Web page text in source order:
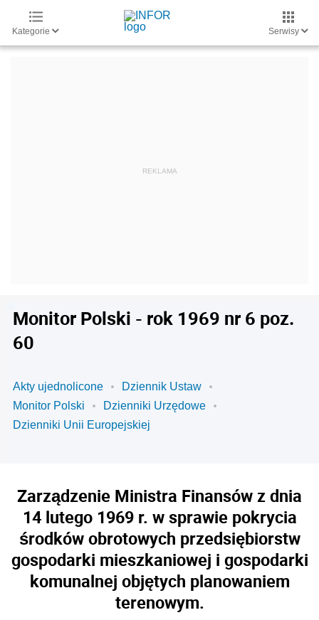
Kategorie Serwisy
Monitor Polski - rok 1969 nr 6 poz.
60
Akty ujednolicone
Dziennik Ustaw
Monitor Polski
Dzienniki Urzędowe
Dzienniki Unii Europejskiej
Zarządzenie Ministra Finansów z dnia
14 lutego 1969 r. w sprawie pokrycia
środków obrotowych przedsiębiorstw
gospodarki mieszkaniowej i gospodarki
komunalnej objętych planowaniem
terenowym.